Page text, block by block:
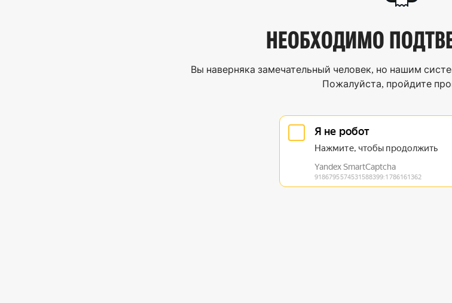
НЕОБХОДИМО
Вы наверняка замечательный человек, но нашим
Пожалуйста, пройдите